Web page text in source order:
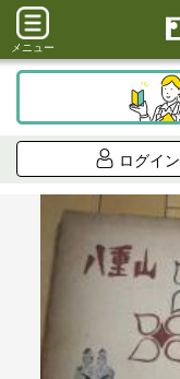
メニュー
ログイン